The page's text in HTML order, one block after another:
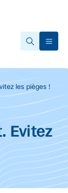
les pièges !
Evitez